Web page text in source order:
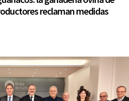
reclaman medidas